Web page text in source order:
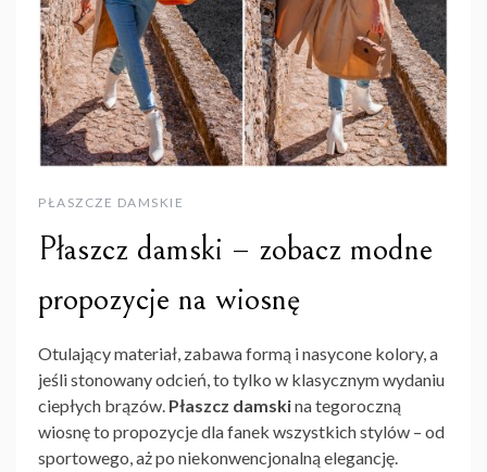
PŁASZCZE DAMSKIE
Płaszcz damski – zobacz modne
propozycje na wiosnę
Otulający materiał, zabawa formą i nasycone kolory, a
jeśli stonowany odcień, to tylko w klasycznym wydaniu
ciepłych brązów. Płaszcz damskina tegoroczną
wiosnę to propozycje dla fanek wszystkich stylów – od
sportowego, aż po niekonwencjonalną elegancję.